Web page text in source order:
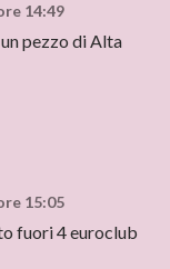
14:49
pezzo di Alta
15:05
fuori 4 euroclub